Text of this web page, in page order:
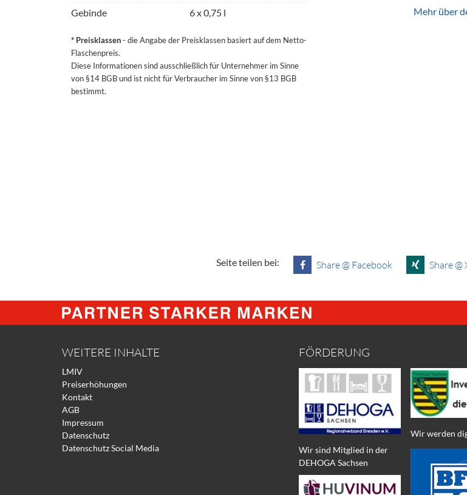
Gebinde
6 x 0,75 l
* Preisklassen- die Angabe der Preisklassen basiert auf dem Netto-
Flaschenpreis.
Diese Informationen sind ausschließlich für Unternehmer im Sinne
von §14 BGB und ist nicht für Verbraucher im Sinne von §13 BGB
bestimmt.
Mehr über
Seite teilen bei: Share @ Facebook Share @
WEITERE INHALTE
LMIV
Preiserhöhungen
Kontakt
AGB
Impressum
Datenschutz
Datenschutz Social Media
FÖRDERUNG
Wir sind Mitglied in der
DEHOGA Sachsen
Wir werden